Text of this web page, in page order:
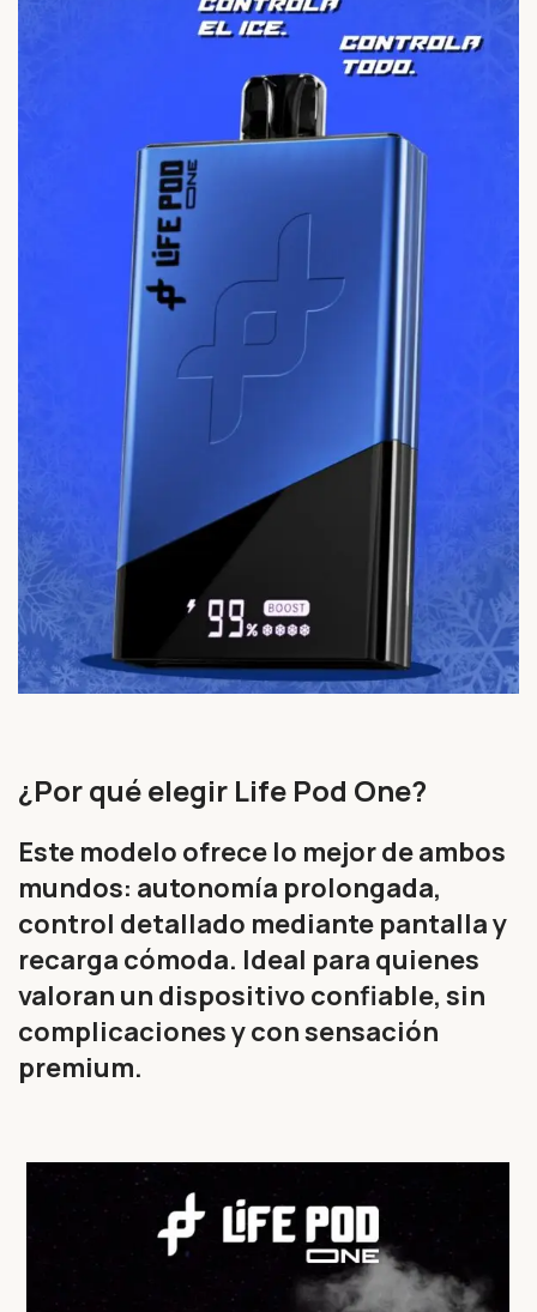
¿Por qué elegir Life Pod One?
Este modelo ofrece lo mejor de ambos
mundos: autonomía prolongada,
control detallado mediante pantalla y
recarga cómoda. Ideal para quienes
valoran un dispositivo confiable, sin
complicaciones y con sensación
premium.